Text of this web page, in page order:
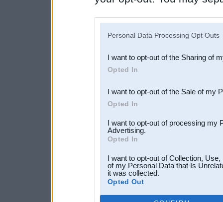
Downstream Participants
third parties.
Personal Data Processing Opt Outs
I want to opt-out of the Sharing of
Opted In
I want to opt-out of the Sale of my
Opted In
I want to opt-out of processing my
Advertising.
Opted In
I want to opt-out of Collection,
of my Personal Data that Is
it was collected.
Opted Out